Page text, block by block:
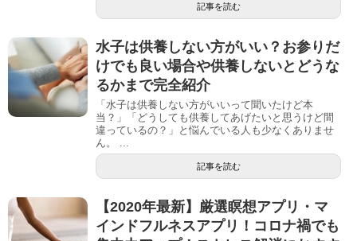
記事を読む
水子は供養しない方がいい？お参りだ
けでも良い場合や供養しないとどうな
るかまで完全紹介
「水子は供養しない方がいいって聞いたけど本
当？」「どうしても供養してあげたいと思うけど間
違っているの？」と悩んでいる人も少なくありませ
ん。 ...
記事を読む
【2020年最新】厳選瞑想アプリ・マ
インドフルネスアプリ！コロナ禍でも